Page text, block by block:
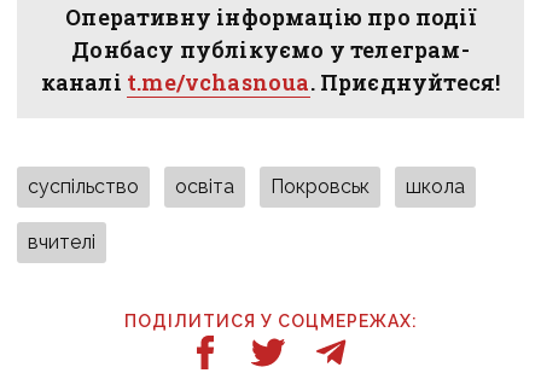
Оперативну інформацію про події
Донбасу публікуємо у телеграм-
каналі t.me/vchasnoua. Приєднуйтеся!
суспільство освіта Покровськ школа
вчителі
ПОДІЛИТИСЯ У СОЦМЕРЕЖАХ: